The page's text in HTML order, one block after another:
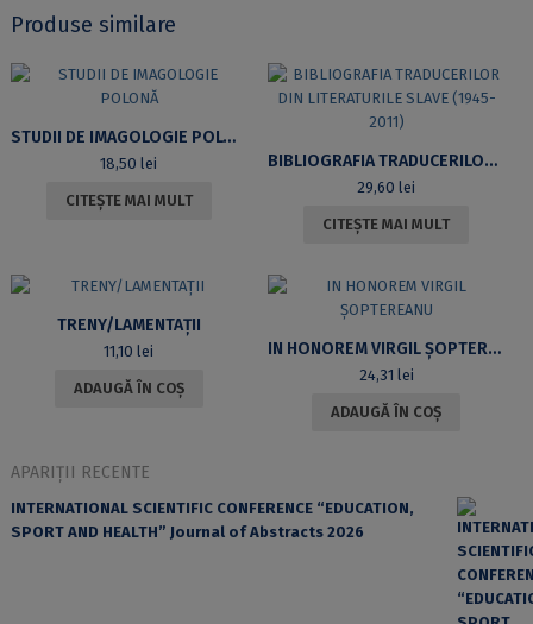
Produse similare
STUDII DE IMAGOLOGIE POLONĂ
18,50 lei
CITEȘTE MAI MULT
BIBLIOGRAFIA TRADUCERILOR DIN LITERATURILE SLAVE (1945-2011)
29,60 lei
CITEȘTE MAI MULT
TRENY/LAMENTAȚII
11,10 lei
ADAUGĂ ÎN COȘ
IN HONOREM VIRGIL ȘOPTEREANU
24,31 lei
ADAUGĂ ÎN COȘ
APARIȚII RECENTE
INTERNATIONAL SCIENTIFIC CONFERENCE “EDUCATION,
SPORT AND HEALTH” Journal of Abstracts 2026